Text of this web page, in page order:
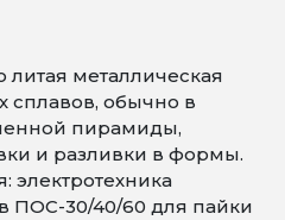
металлическая
сплавов, обычно в
пирамиды,
и разливки в формы.
ПОС-30/40/60 для пайки